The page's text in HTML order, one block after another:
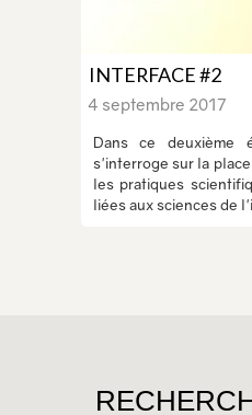
INTERFACE #2
4 septembre 2017
Dans ce deuxième
s'interroge sur la
les pratiques
liées aux sciences de